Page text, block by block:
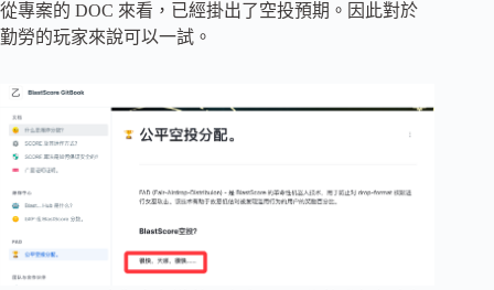
從專案的 DOC 來看，已經掛出了空投預期。因此對於
勤勞的玩家來說可以一試。